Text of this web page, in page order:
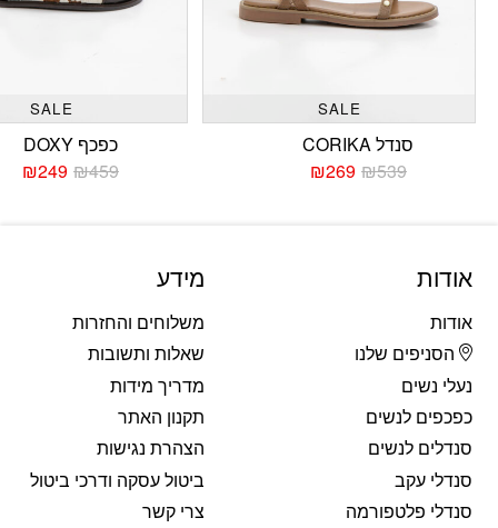
SALE
סנדל CORIKA
₪539
המחיר
₪269המחיר
SALE
כפכף DOXY
₪459
₪249
אודות
אודות
הסניפים שלנו
נעלי נשים
כפכפים לנשים
סנדלים לנשים
סנדלי עקב
סנדלי פלטפורמה
מידע
משלוחים והחזרות
שאלות ותשובות
מדריך מידות
תקנון האתר
הצהרת נגישות
ביטול עסקה ודרכי ביטול
צרי קשר